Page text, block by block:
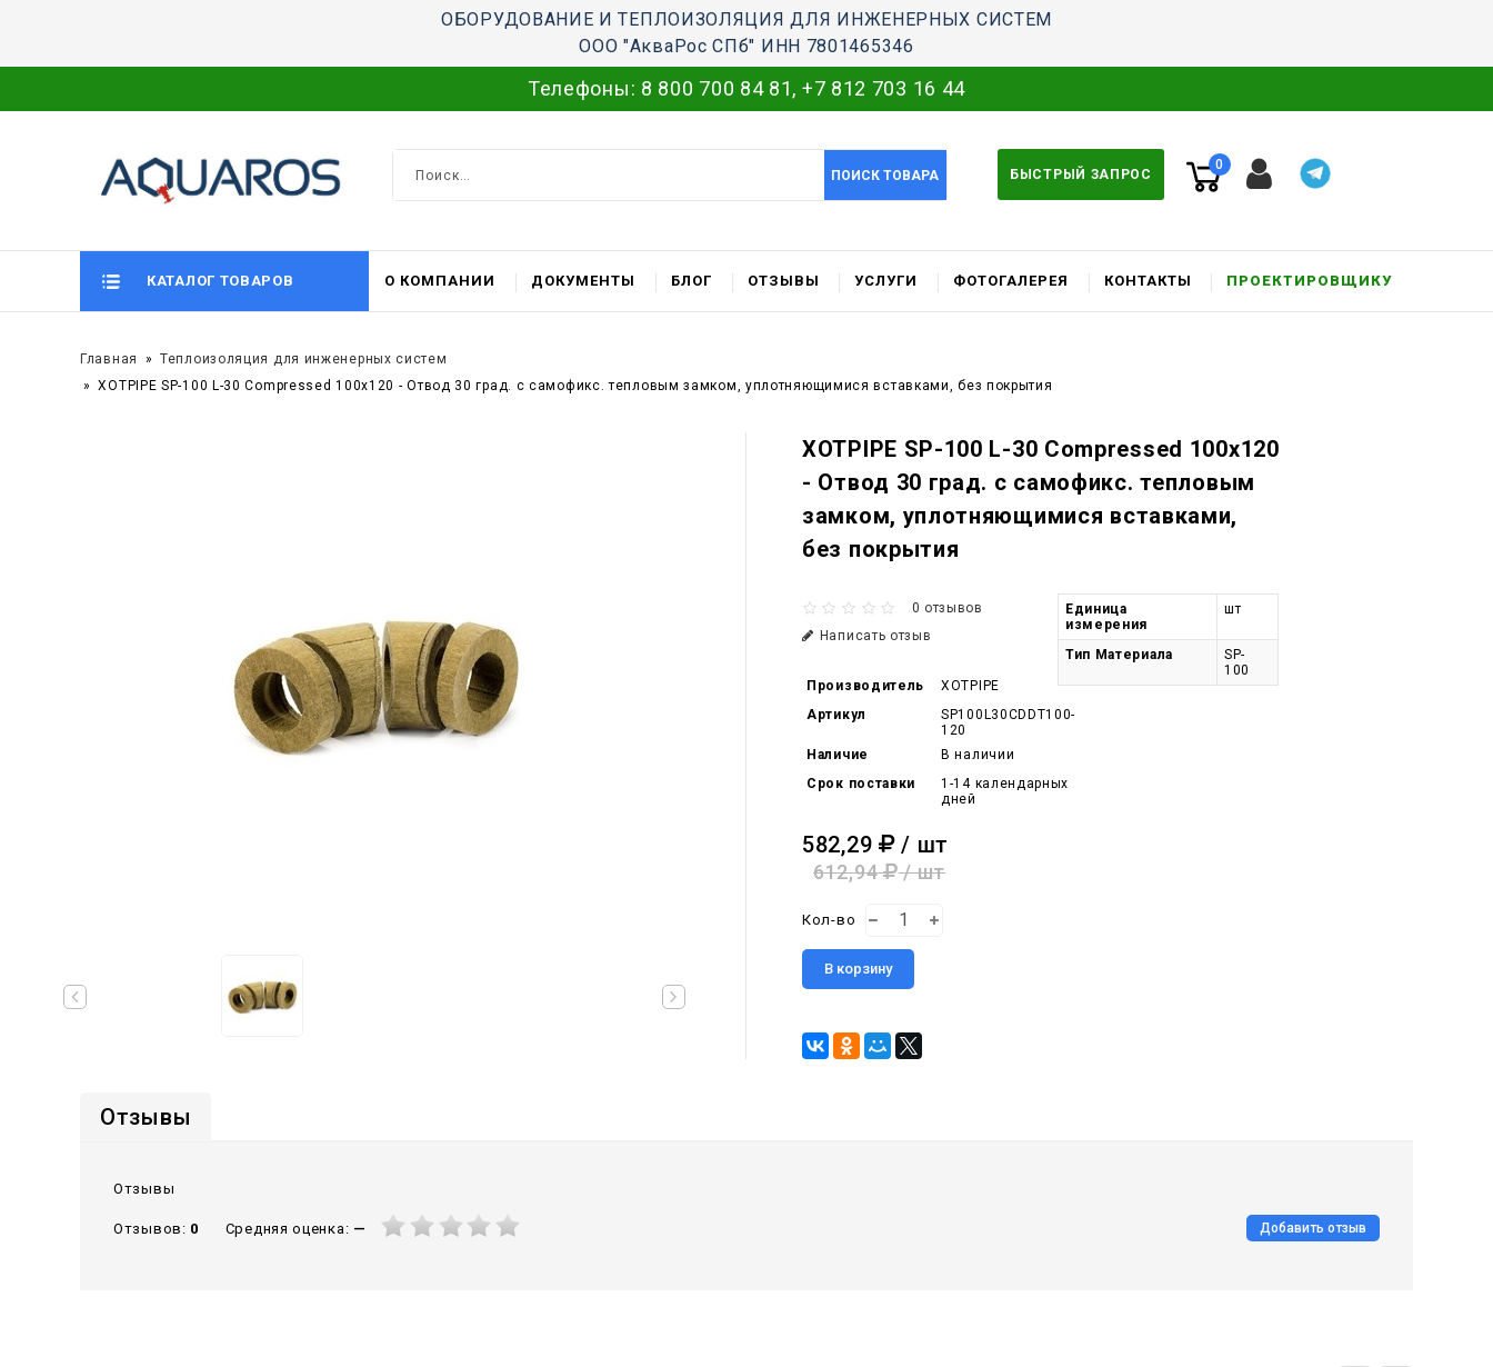
ОБОРУДОВАНИЕ И ТЕПЛОИЗОЛЯЦИЯ ДЛЯ ИНЖЕНЕРНЫХ СИСТЕМ
ООО "АкваРос СПб" ИНН 7801465346
Телефоны: 8 800 700 84 81, +7 812 703 16 44
ПОИСК ТОВАРА БЫСТРЫЙ ЗАПРОС
0
КАТАЛОГ ТОВАРОВ О КОМПАНИИ ДОКУМЕНТЫ БЛОГ ОТЗЫВЫ УСЛУГИ ФОТОГАЛЕРЕЯ КОНТАКТЫ ПРОЕКТИРОВЩИКУ
Главная
Теплоизоляция для инженерных систем
XOTPIPE SP-100 L-30 Compressed 100x120 - Отвод 30 град. c самофикс. тепловым замком, уплотняющимися вставками, без покрытия
XOTPIPE SP-100 L-30 Compressed 100x120
- Отвод 30 град. c самофикс. тепловым
замком, уплотняющимися вставками,
без покрытия
0 отзывов
Написать отзыв
Производитель
XOTPIPE
Артикул
SP100L30CDDT100-
120
Наличие
В наличии
Срок поставки
1-14 календарных
дней
582,29 / шт
612,94 / шт
Кол-во
В корзину
Единица
измерения
шт
Тип Материала
SP-
100
Отзывы
Отзывы
Отзывов: 0 Средняя оценка: — Добавить отзыв